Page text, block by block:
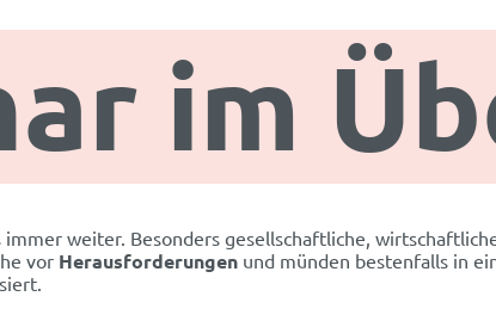
im
weiter. Besonders gesellschaftliche,
vor Herausforderungen und münden bestenfalls in